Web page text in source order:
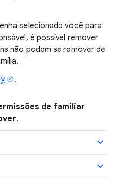
selecionado você para
é possível remover
não podem se remover de
.
de familiar
.